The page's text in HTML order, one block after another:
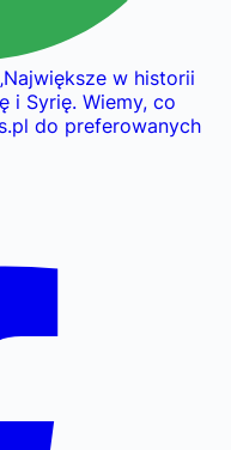
Największe w historii
i Syrię. Wiemy, co
do preferowanych